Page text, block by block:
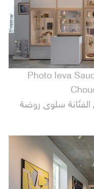
Photo Ieva
سلوى روضة